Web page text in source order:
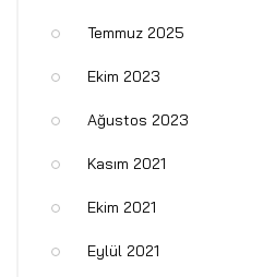
Temmuz 2025
Ekim 2023
Ağustos 2023
Kasım 2021
Ekim 2021
Eylül 2021